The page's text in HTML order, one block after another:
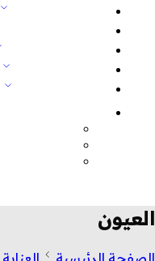
العيون
الصفحة الرئيسية العناية